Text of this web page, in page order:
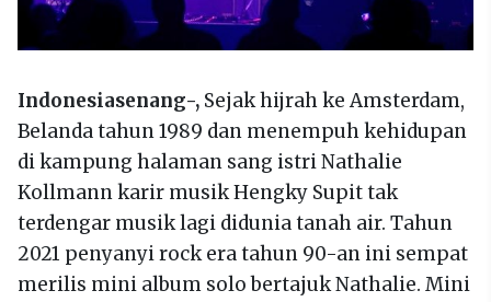
Indonesiasenang-, Sejak hijrah ke Amsterdam,
Belanda tahun 1989 dan menempuh kehidupan
di kampung halaman sang istri Nathalie
Kollmann karir musik Hengky Supit tak
terdengar musik lagi didunia tanah air. Tahun
2021 penyanyi rock era tahun 90-an ini sempat
merilis mini album solo bertajuk Nathalie. Mini